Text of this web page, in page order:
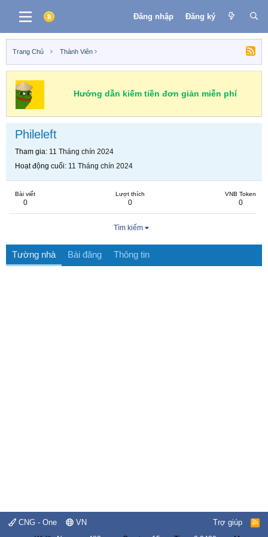
Đăng nhập Đăng ký
Trang Chủ Thành Viên
Hướng dẫn kiếm tiền đơn giản miễn phí
Phileleft
Tham gia 11 Tháng chín 2024
Hoạt động cuối 11 Tháng chín 2024
Bài viết
0
Lượt thích
0
VNB Token
0
Tìm kiếm
Tường nhà Bài đăng Thông tin
CNG - One VN Trợ giúp
R